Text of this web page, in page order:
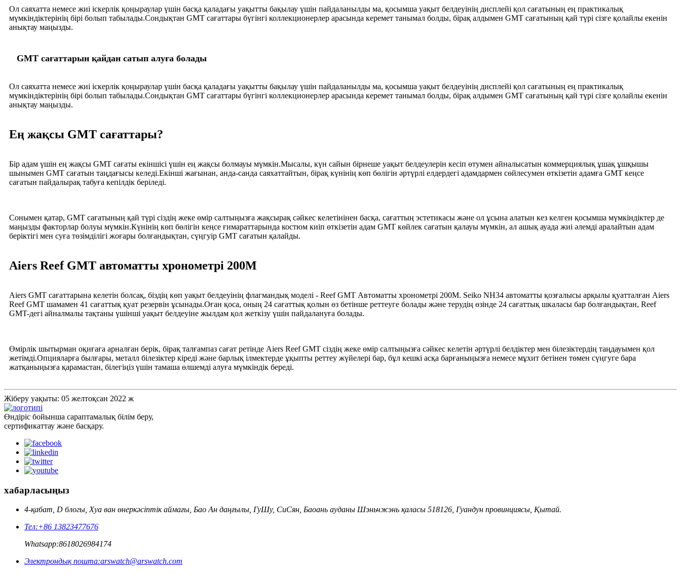
Ол саяхатта немесе жиі іскерлік қоңыраулар үшін басқа қаладағы уақытты бақылау үшін пайдаланылды ма, қосымша уақыт белдеуінің дисплейі қол сағатының ең практикалық
мүмкіндіктерінің бірі болып табылады.Сондықтан GMT сағаттары бүгінгі коллекционерлер арасында керемет танымал болды, бірақ алдымен GMT сағатының қай түрі сізге қолайлы екенін
анықтау маңызды.
GMT сағаттарын қайдан сатып алуға болады
Ол саяхатта немесе жиі іскерлік қоңыраулар үшін басқа қаладағы уақытты бақылау үшін пайдаланылды ма, қосымша уақыт белдеуінің дисплейі қол сағатының ең практикалық
мүмкіндіктерінің бірі болып табылады.Сондықтан GMT сағаттары бүгінгі коллекционерлер арасында керемет танымал болды, бірақ алдымен GMT сағатының қай түрі сізге қолайлы екенін
анықтау маңызды.
Ең жақсы GMT сағаттары?
Бір адам үшін ең жақсы GMT сағаты екіншісі үшін ең жақсы болмауы мүмкін.Мысалы, күн сайын бірнеше уақыт белдеулерін кесіп өтумен айналысатын коммерциялық ұшақ ұшқышы
шынымен GMT сағатын таңдағысы келеді.Екінші жағынан, анда-санда саяхаттайтын, бірақ күнінің көп бөлігін әртүрлі елдердегі адамдармен сөйлесумен өткізетін адамға GMT кеңсе
сағатын пайдалырақ табуға кепілдік беріледі.
Сонымен қатар, GMT сағатының қай түрі сіздің жеке өмір салтыңызға жақсырақ сәйкес келетінінен басқа, сағаттың эстетикасы және ол ұсына алатын кез келген қосымша мүмкіндіктер де
маңызды факторлар болуы мүмкін.Күнінің көп бөлігін кеңсе ғимараттарында костюм киіп өткізетін адам GMT көйлек сағатын қалауы мүмкін, ал ашық ауада жиі әлемді аралайтын адам
беріктігі мен суға төзімділігі жоғары болғандықтан, сүңгуір GMT сағатын қалайды.
Aiers Reef GMT автоматты хронометрі 200M
Aiers GMT сағаттарына келетін болсақ, біздің көп уақыт белдеуінің флагмандық моделі - Reef GMT Автоматты хронометрі 200M. Seiko NH34 автоматты қозғалысы арқылы қуатталған Aiers
Reef GMT шамамен 41 сағаттық қуат резервін ұсынады.Оған қоса, оның 24 сағаттық қолын өз бетінше реттеуге болады және терудің өзінде 24 сағаттық шкаласы бар болғандықтан, Reef
GMT-дегі айналмалы тақтаны үшінші уақыт белдеуіне жылдам қол жеткізу үшін пайдалануға болады.
Өмірлік шытырман оқиғаға арналған берік, бірақ талғампаз сағат ретінде Aiers Reef GMT сіздің жеке өмір салтыңызға сәйкес келетін әртүрлі белдіктер мен білезіктердің таңдауымен қол
жетімді.Опцияларға былғары, металл білезіктер кіреді және барлық ілмектерде ұқыпты реттеу жүйелері бар, бұл кешкі асқа барғаныңызға немесе мұхит бетінен төмен сүңгуге бара
жатқаныңызға қарамастан, білегіңіз үшін тамаша өлшемді алуға мүмкіндік береді.
Жіберу уақыты: 05 желтоқсан 2022 ж
Өндіріс бойынша сараптамалық білім беру,
сертификаттау және басқару.
хабарласыңыз
4-қабат, D блогы, Хуа ван өнеркәсіптік аймағы, Бао Ан даңғылы, ГуШу, СиСян, Баоань ауданы Шэньчжэнь қаласы 518126, Гуандун провинциясы, Қытай.
Тел:+86 13823477676
Whatsapp:8618026984174
Электрондық пошта:arswatch@arswatch.com